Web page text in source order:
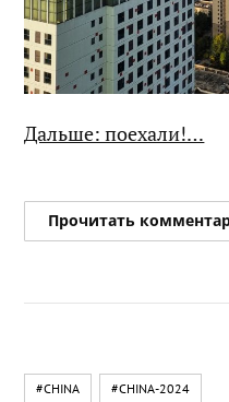
Дальше: поехали!…
Прочитать
#CHINA #CHINA-2024